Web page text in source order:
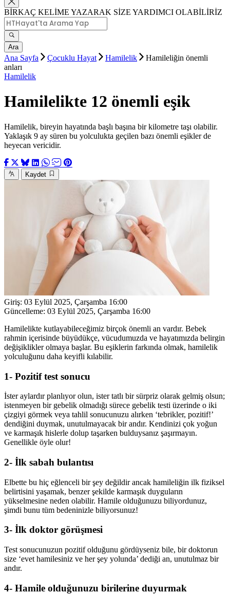
BİRKAÇ KELİME YAZARAK SİZE YARDIMCI OLABİLİRİZ
Ara
Ana Sayfa Çocuklu Hayat Hamilelik
Hamileliğin önemli
anları
Hamilelik
Hamilelikte 12 önemli eşik
Hamilelik, bireyin hayatında başlı başına bir kilometre taşı olabilir.
Yaklaşık 9 ay süren bu yolculukta geçilen bazı önemli eşikler de
heyecan vericidir.
Kaydet
Giriş: 03 Eylül 2025, Çarşamba 16:00
Güncelleme: 03 Eylül 2025, Çarşamba 16:00
Hamilelikte kutlayabileceğimiz birçok önemli an vardır. Bebek
rahmin içerisinde büyüdükçe, vücudumuzda ve hayatımızda belirgin
değişiklikler olmaya başlar. Bu eşiklerin farkında olmak, hamilelik
yolculuğunu daha keyifli kılabilir.
1- Pozitif test sonucu
İster aylardır planlıyor olun, ister tatlı bir sürpriz olarak gelmiş olsun;
istenmeyen bir gebelik olmadığı sürece gebelik testi üzerinde o iki
çizgiyi görmek veya tahlil sonucunuzu alırken ‘tebrikler, pozitif!’
dendiğini duymak, unutulmayacak bir andır. Kendinizi çok yoğun
ve karmaşık hislerle dolup taşarken bulduysanız şaşırmayın.
Genellikle öyle olur!
2- İlk sabah bulantısı
Elbette bu hiç eğlenceli bir şey değildir ancak hamileliğin ilk fiziksel
belirtisini yaşamak, benzer şekilde karmaşık duyguların
yükselmesine neden olabilir. Hamile olduğunuzu biliyordunuz,
şimdi bunu tüm bedeninizle biliyorsunuz!
3- İlk doktor görüşmesi
Test sonucunuzun pozitif olduğunu gördüyseniz bile, bir doktorun
size ‘evet hamilesiniz ve her şey yolunda’ dediği an, unutulmaz bir
andır.
4- Hamile olduğunuzu birilerine duyurmak